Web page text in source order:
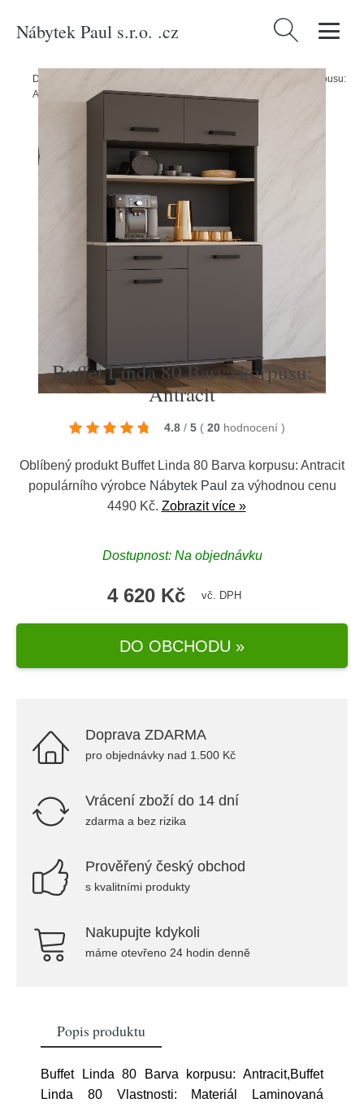
Nábytek Paul s.r.o. .cz Vyhledávání
Domů
Buffet Linda 80 Barva korpusu:
Antracit
Buffet Linda 80 Barva korpusu:
Antracit
4.8 / 5 ( 20 hodnocení )
Oblíbený produkt Buffet Linda 80 Barva korpusu: Antracit
populárního výrobce Nábytek Paul za výhodnou cenu
4490 Kč. Zobrazit více »
Dostupnost: Na objednávku
4 620 Kč vč. DPH
DO OBCHODU »
Doprava ZDARMA
pro objednávky nad 1.500 Kč
Vrácení zboží do 14 dní
zdarma a bez rizika
Prověřený český obchod
s kvalitními produkty
Nakupujte kdykoli
máme otevřeno 24 hodin denně
Popis produktu
Buffet Linda 80 Barva korpusu: Antracit,Buffet
Linda 80 Vlastnosti: Materiál Laminovaná